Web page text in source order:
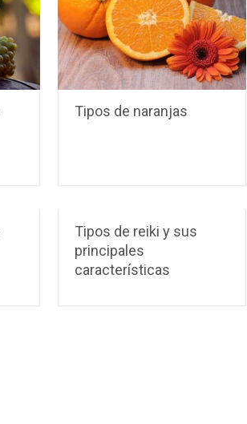
Tipos de naranjas
Tipos de reiki y sus
principales
características